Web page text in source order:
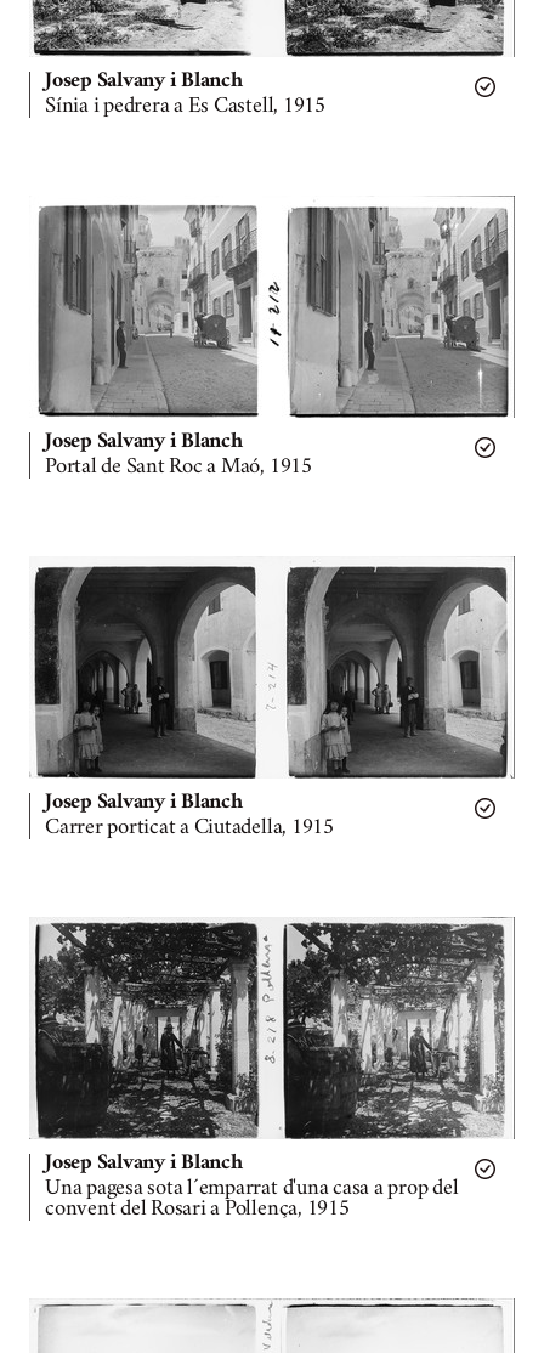
Josep Salvany i Blanch
Sínia i pedrera a Es Castell, 1915
Josep Salvany i Blanch
Portal de Sant Roc a Maó, 1915
Josep Salvany i Blanch
Carrer porticat a Ciutadella, 1915
Josep Salvany i Blanch
Una pagesa sota l´emparrat d'una casa a prop del
convent del Rosari a Pollença, 1915